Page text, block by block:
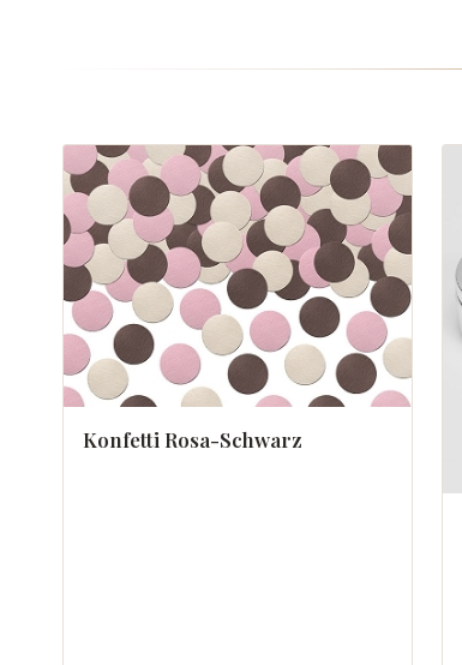
Konfetti Rosa-Schwarz